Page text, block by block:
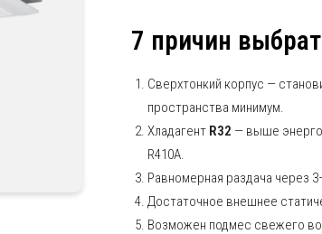
7 причин
Сверхтонкий корпус —
пространства минимум.
Хладагент R32 — выше
R410A.
Равномерная раздача через
Достаточное внешнее
Возможен подмес свежего